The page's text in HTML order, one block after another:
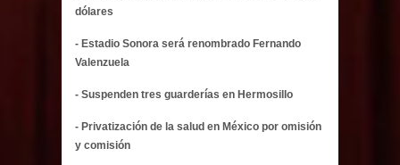
dólares
- Estadio Sonora será renombrado Fernando
Valenzuela
- Suspenden tres guarderías en Hermosillo
- Privatización de la salud en México por omisión
y comisión